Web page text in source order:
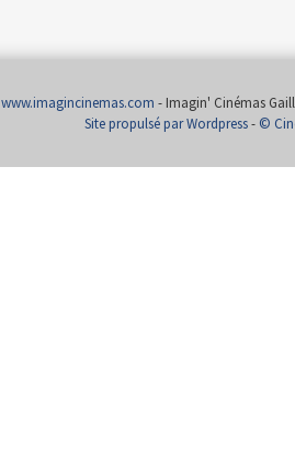
www.imagincinemas.com - Imagin' Cinémas
Site propulsé par Wordpress- ©